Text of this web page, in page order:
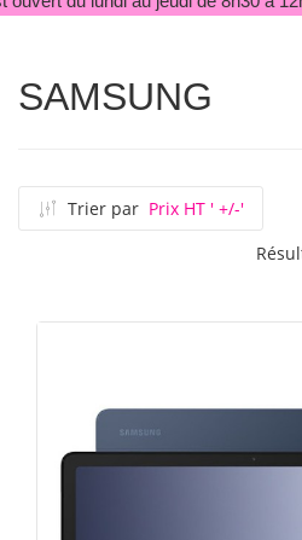
SAMSUNG
Trier par Prix HT ' +/-'